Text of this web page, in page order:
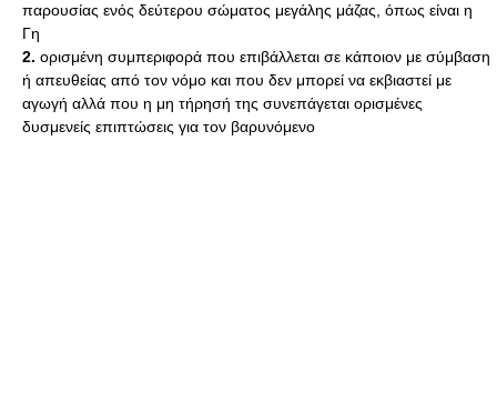
παρουσίας ενός δεύτερου σώματος μεγάλης μάζας, όπως είναι η
Γη
2. ορισμένη συμπεριφορά που επιβάλλεται σε κάποιον με σύμβαση
ή απευθείας από τον νόμο και που δεν μπορεί να εκβιαστεί με
αγωγή αλλά που η μη τήρησή της συνεπάγεται ορισμένες
δυσμενείς επιπτώσεις για τον βαρυνόμενο